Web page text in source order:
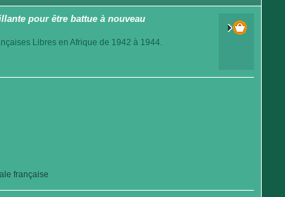
pour être battue à nouveau
Libres en Afrique de 1942 à 1944.
française